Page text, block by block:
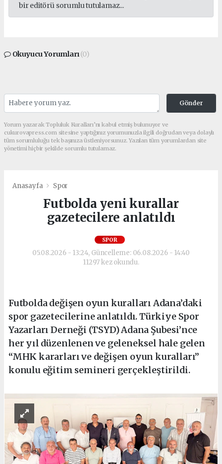
bir editörü sorumlu tutulamaz...
Okuyucu Yorumları(0)
Gönder
Yorum yazarak Topluluk Kuralları’nı kabul etmiş bulunuyor ve
cukurovapress.com sitesine yaptığınız yorumunuzla ilgili doğrudan veya dolaylı
tüm sorumluluğu tek başınıza üstleniyorsunuz. Yazılan tüm yorumlardan site
yönetimi hiçbir şekilde sorumlu tutulamaz.
Anasayfa Spor
Futbolda yeni kurallar
gazetecilere anlatıldı
SPOR
05.08.2026 - 13:24, Güncelleme: 06.08.2026 - 14:40
11297 kez okundu.
Futbolda değişen oyun kuralları Adana’daki
spor gazetecilerine anlatıldı. Türkiye Spor
Yazarları Derneği (TSYD) Adana Şubesi’nce
her yıl düzenlenen ve geleneksel hale gelen
“MHK kararları ve değişen oyun kuralları”
konulu eğitim semineri gerçekleştirildi.